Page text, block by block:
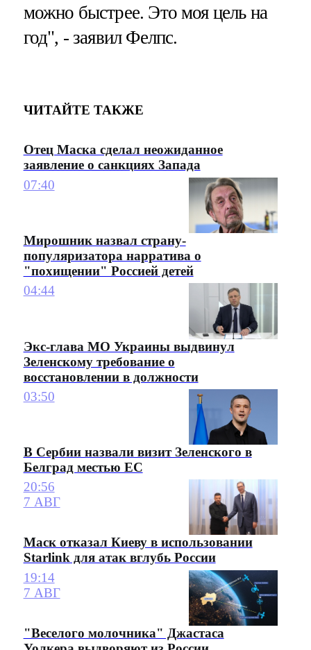
можно быстрее. Это моя цель на
год", - заявил Фелпс.
ЧИТАЙТЕ ТАКЖЕ
Отец Маска сделал неожиданное
заявление о санкциях Запада
07:40
Мирошник назвал страну-
популяризатора нарратива о
"похищении" Россией детей
04:44
Экс-глава МО Украины выдвинул
Зеленскому требование о
восстановлении в должности
03:50
В Сербии назвали визит Зеленского в
Белград местью ЕС
20:56
7 АВГ
Маск отказал Киеву в использовании
Starlink для атак вглубь России
19:14
7 АВГ
"Веселого молочника" Джастаса